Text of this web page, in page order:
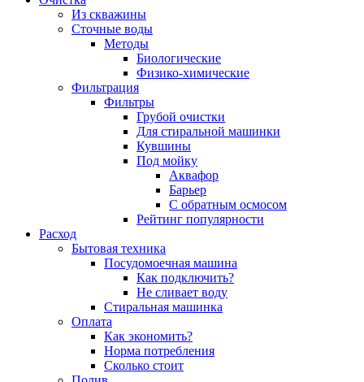
Из скважины
Сточные воды
Методы
Биологические
Физико-химические
Фильтрация
Фильтры
Грубой очистки
Для стиральной машинки
Кувшины
Под мойку
Аквафор
Барьер
С обратным осмосом
Рейтинг популярности
Расход
Бытовая техника
Посудомоечная машина
Как подключить?
Не сливает воду
Стиральная машинка
Оплата
Как экономить?
Норма потребления
Сколько стоит